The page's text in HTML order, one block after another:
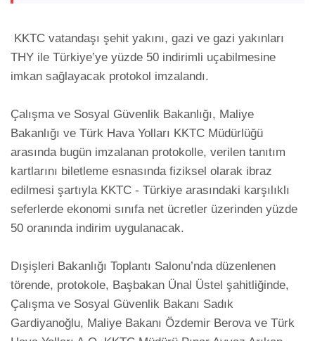
THY ile Türkiye’ye yüzde 50 indirimli uçabilmesine
imkan sağlayacak protokol imzalandı.
Çalışma ve Sosyal Güvenlik Bakanlığı, Maliye
Bakanlığı ve Türk Hava Yolları KKTC Müdürlüğü
arasında bugün imzalanan protokolle, verilen tanıtım
kartlarını biletleme esnasında fiziksel olarak ibraz
edilmesi şartıyla KKTC - Türkiye arasındaki karşılıklı
seferlerde ekonomi sınıfa net ücretler üzerinden yüzde
50 oranında indirim uygulanacak.
Dışişleri Bakanlığı Toplantı Salonu’nda düzenlenen
törende, protokole, Başbakan Ünal Üstel şahitliğinde,
Çalışma ve Sosyal Güvenlik Bakanı Sadık
Gardiyanoğlu, Maliye Bakanı Özdemir Berova ve Türk